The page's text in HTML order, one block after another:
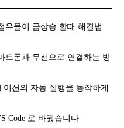
유율이 급상승 할때 해결법
트폰과 무선으로 연결하는 방
션의 자동 실행을 동작하게
Code 로 바꿨습니다